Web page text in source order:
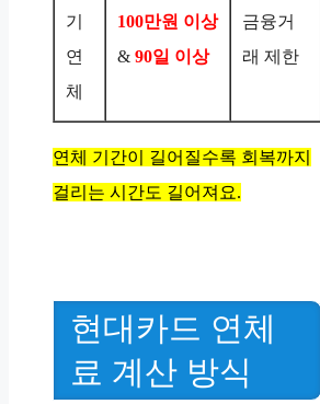
기
연
체
100만원 이상
& 90일 이상
금융거
래 제한
연체 기간이 길어질수록 회복까지
걸리는 시간도 길어져요.
현대카드 연체
료 계산 방식